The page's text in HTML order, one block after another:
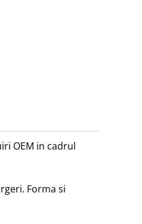
OEM in cadrul
Forma si